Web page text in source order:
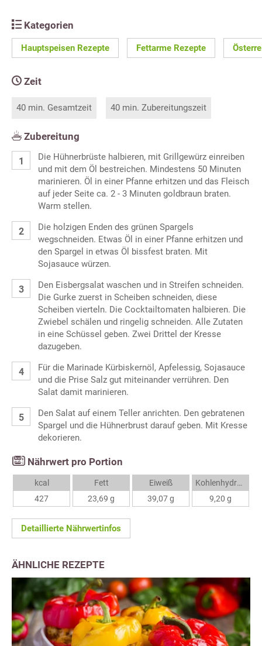
Kategorien
Hauptspeisen Rezepte Fettarme Rezepte
Zeit
40 min. Gesamtzeit 40 min. Zubereitungszeit
Zubereitung
Die Hühnerbrüste halbieren, mit Grillgewürz einreiben
und mit dem Öl bestreichen. Mindestens 50 Minuten
marinieren. Öl in einer Pfanne erhitzen und das Fleisch
auf jeder Seite ca. 2 - 3 Minuten goldbraun braten.
Warm stellen.
Die holzigen Enden des grünen Spargels
wegschneiden. Etwas Öl in einer Pfanne erhitzen und
den Spargel in etwas Öl bissfest braten. Mit
Sojasauce würzen.
Den Eisbergsalat waschen und in Streifen schneiden.
Die Gurke zuerst in Scheiben schneiden, diese
Scheiben vierteln. Die Cocktailtomaten halbieren. Die
Zwiebel schälen und ringelig schneiden. Alle Zutaten
in eine Schüssel geben. Zwei Drittel der Kresse
dazugeben.
Für die Marinade Kürbiskernöl, Apfelessig, Sojasauce
und die Prise Salz gut miteinander verrühren. Den
Salat damit marinieren.
Den Salat auf einem Teller anrichten. Den gebratenen
Spargel und die Hühnerbrust darauf geben. Mit Kresse
dekorieren.
Nährwert pro Portion
kcal
427
Fett
23,69 g
Eiweiß
39,07 g
Kohlenhydrate
9,20 g
Detaillierte Nährwertinfos
ÄHNLICHE REZEPTE